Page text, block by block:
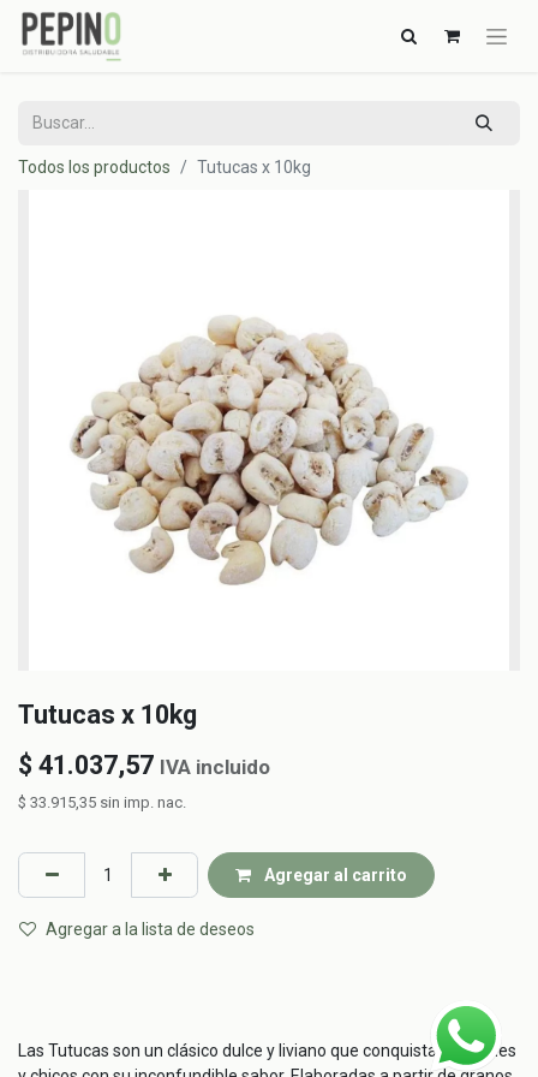
Todos los productos Tutucas x 10kg
Tutucas x 10kg
$ 41.037,57 IVA incluido
$ 33.915,35 sin imp. nac.
Agregar al carrito
Agregar a la lista de deseos
Las Tutucas son un clásico dulce y liviano que conquista a grandes